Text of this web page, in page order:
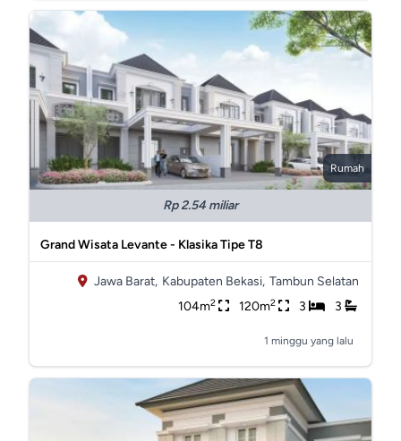
Rumah
Rp 2.54 miliar
Grand Wisata Levante - Klasika Tipe T8
Jawa Barat, Kabupaten Bekasi, Tambun Selatan
104m2 120m2 3 3
1 minggu yang lalu